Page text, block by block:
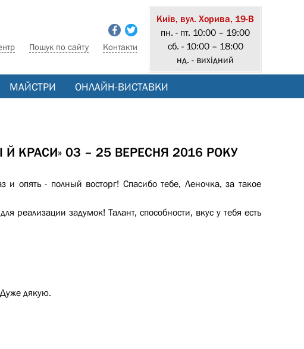
Пошук по сайту Контакти
Київ, вул. Хорива, 19-В
пн. - пт. 10:00 – 19:00
сб. - 10:00 – 18:00
нд. - вихідний
МАЙСТРИ ОНЛАЙН-ВИСТАВКИ
Й КРАСИ» 03 – 25 ВЕРЕСНЯ 2016 РОКУ
опять - полный восторг! Спасибо тебе, Леночка, за такое
реализации задумок! Талант, способности, вкус у тебя есть
Дуже дякую.